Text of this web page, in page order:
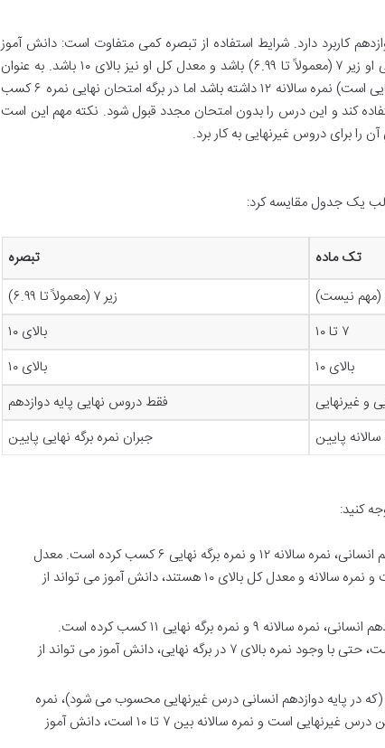
کاربرد دارد. شرایط استفاده از تبصره کمی متفاوت است: دانش آموز
باید نمره سالانه بالای ۱۰ داشته باشد، اما نمره برگه امتحان نهایی او زیر ۷ (معمولاً تا ۶.۹۹) باشد و معدل کل او نیز بالای ۱۰ باشد. به عنوان
مثال، اگر دانش آموزی در درس ادبیات فارسی (که یک درس نهایی است) نمره سالانه ۱۲ داشته باشد اما در برگه امتحان نهایی نمره ۶ کسب
۱۰، می تواند از تبصره استفاده کند و این درس را بدون امتحان مجدد قبول شود. نکته مهم این است
برای دروس غیرنهایی به کار برد.
یک جدول مقایسه کرد:
تک ماده
تبصره
(مهم نیست)
زیر ۷ (معمولاً تا ۶.۹۹)
۷ تا ۱۰
بالای ۱۰
بالای ۱۰
بالای ۱۰
و غیرنهایی
فقط دروس نهایی پایه دوازدهم
پایین جبران نمره برگه نهایی پایین
کنید:
: دانش آموزی در درس تاریخ دوازدهم انسانی، نمره سالانه ۱۲ و نمره برگه نهایی ۶ کسب کرده است. معدل
: دانش آموزی در درس فلسفه دوازدهم انسانی، نمره سالانه ۹ و نمره برگه نهایی ۱۱ کسب کرده است.
در پایه دوازدهم انسانی درس غیرنهایی محسوب می شود)، نمره
سالانه ۸ کسب کرده است. معدل کل او نیز ۱۶ است. از آنجا که این درس غیرنهایی است و نمره سالانه بین ۷ تا ۱۰ است، دانش آموز